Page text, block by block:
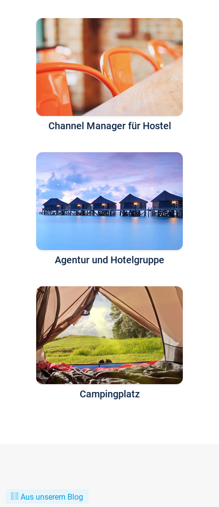
Channel Manager für Hostel
Agentur und Hotelgruppe
Campingplatz
Aus unserem Blog